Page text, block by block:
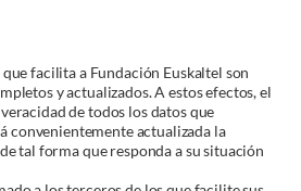
facilita a Fundación Euskaltel son
y actualizados. A estos efectos, el
de todos los datos que
convenientemente actualizada la
tal forma que responda a su situación